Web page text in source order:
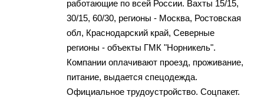
работающие по всей России. Вахты 15/15,
30/15, 60/30, регионы - Москва, Ростовская
обл, Краснодарский край, Северные
регионы - объекты ГМК "Норникель".
Компании оплачивают проезд, проживание,
питание, выдается спецодежда.
Официальное трудоустройство. Соцпакет.